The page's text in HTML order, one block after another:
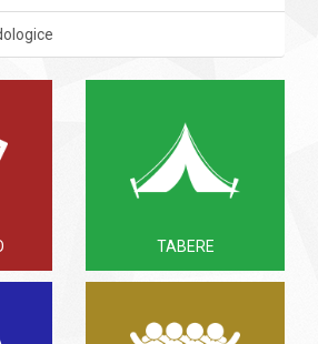
TABERE